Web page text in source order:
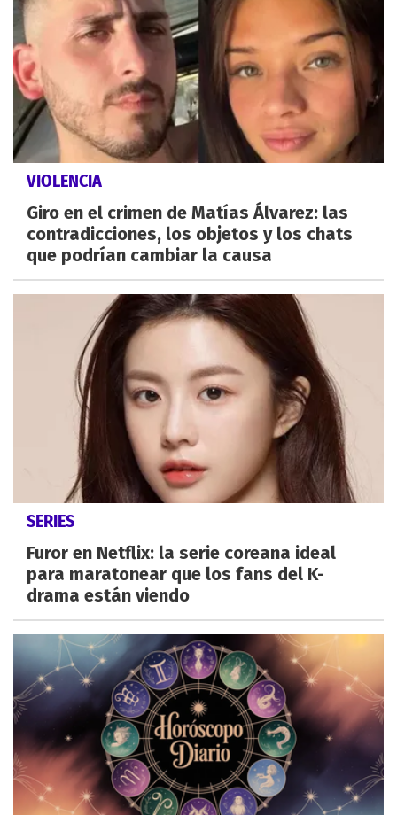
VIOLENCIA
Giro en el crimen de Matías Álvarez: las
contradicciones, los objetos y los chats
que podrían cambiar la causa
SERIES
Furor en Netflix: la serie coreana ideal
para maratonear que los fans del K-
drama están viendo